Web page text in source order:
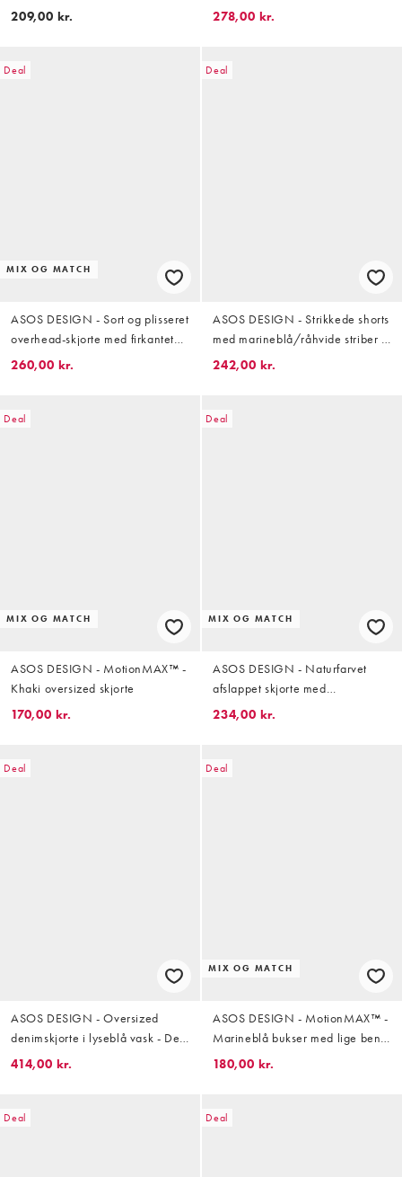
lange ærmer i kraftig
209,00 kr.
Del af sæt
278,00 kr.
Deal
MIX OG MATCH
ASOS DESIGN - Sort og plisseret
overhead-skjorte med firkantet
og oversized pasform
260,00 kr.
Deal
ASOS DESIGN - Strikkede shorts
med marineblå/råhvide striber -
Del af sæt
242,00 kr.
Deal
MIX OG MATCH
ASOS DESIGN - MotionMAX™ -
Khaki oversized skjorte
170,00 kr.
Deal
MIX OG MATCH
ASOS DESIGN - Naturfarvet
afslappet skjorte med
reverskrave i hørblanding - Del
234,00 kr.
Deal
ASOS DESIGN - Oversized
denimskjorte i lyseblå vask - Del
af sæt
414,00 kr.
Deal
MIX OG MATCH
ASOS DESIGN - MotionMAX™ -
Marineblå bukser med lige ben
og firevejs-stretch - Del af sæt
180,00 kr.
Deal Deal